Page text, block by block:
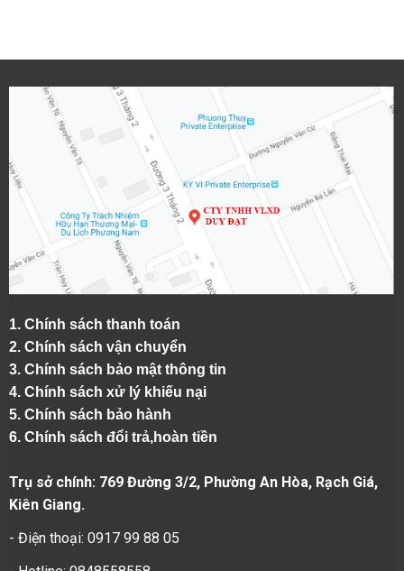
1. Chính sách thanh toán
2. Chính sách vận chuyển
3. Chính sách bảo mật thông tin
4. Chính sách xử lý khiếu nại
5. Chính sách bảo hành
6. Chính sách đổi trả,hoàn tiền
Trụ sở chính: 769 Đường 3/2, Phường An Hòa, Rạch Giá,
Kiên Giang.
- Điện thoại: 0917 99 88 05